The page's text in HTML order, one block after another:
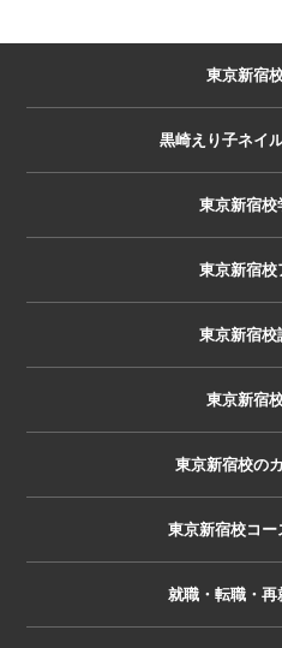
東京新宿
黒崎えり子ネイ
東京新宿校
東京新宿校
東京新宿校
東京新宿
東京新宿校の
東京新宿校コー
就職・転職・再